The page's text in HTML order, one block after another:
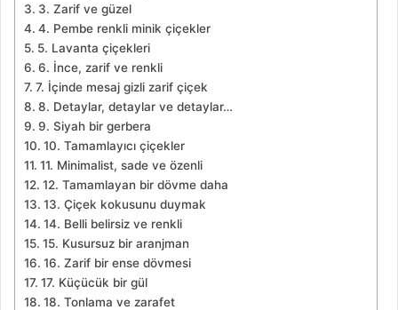
3. Zarif ve güzel
4. Pembe renkli minik çiçekler
5. Lavanta çiçekleri
6. İnce, zarif ve renkli
7. İçinde mesaj gizli zarif çiçek
8. Detaylar, detaylar ve detaylar…
9. Siyah bir gerbera
10. Tamamlayıcı çiçekler
11. Minimalist, sade ve özenli
12. Tamamlayan bir dövme daha
13. Çiçek kokusunu duymak
14. Belli belirsiz ve renkli
15. Kusursuz bir aranjman
16. Zarif bir ense dövmesi
17. Küçücük bir gül
18. Tonlama ve zarafet